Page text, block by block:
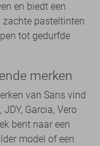
en biedt een
zachte pasteltinten
tot gedurfde
merken
van Sans vind
, JDY, Garcia, Vero
bent naar een
model of een